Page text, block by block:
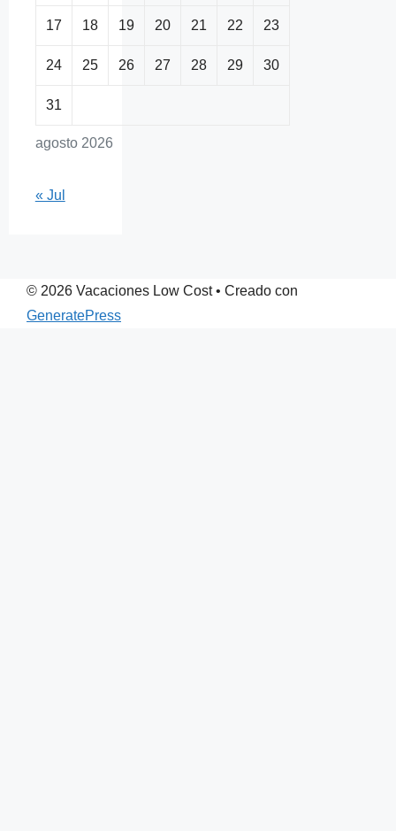
agosto 2026
17 18 19 20 21 22 23
24 25 26 27 28 29 30
31
« Jul
© 2026 Vacaciones Low Cost• Creado con
GeneratePress